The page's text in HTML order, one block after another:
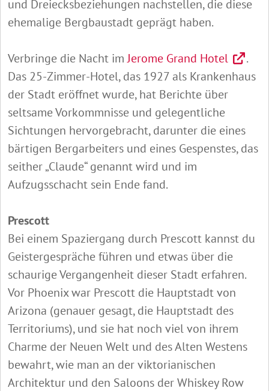
und Dreiecksbeziehungen nachstellen, die diese
ehemalige Bergbaustadt geprägt haben.
Verbringe die Nacht imJerome Grand Hotel
.
Das 25-Zimmer-Hotel, das 1927 als Krankenhaus
der Stadt eröffnet wurde, hat Berichte über
seltsame Vorkommnisse und gelegentliche
Sichtungen hervorgebracht, darunter die eines
bärtigen Bergarbeiters und eines Gespenstes, das
seither „Claude“ genannt wird und im
Aufzugsschacht sein Ende fand.
Prescott
Bei einem Spaziergang durch Prescott kannst du
Geistergespräche führen und etwas über die
schaurige Vergangenheit dieser Stadt erfahren.
Vor Phoenix war Prescott die Hauptstadt von
Arizona (genauer gesagt, die Hauptstadt des
Territoriums), und sie hat noch viel von ihrem
Charme der Neuen Welt und des Alten Westens
bewahrt, wie man an der viktorianischen
Architektur und den Saloons der Whiskey Row